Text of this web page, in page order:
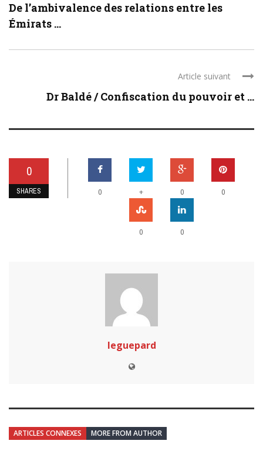
De l’ambivalence des relations entre les
Émirats ...
Article suivant
Dr Baldé / Confiscation du pouvoir et ...
0
SHARES 0 + 0 0
0 0
leguepard
ARTICLES CONNEXES MORE FROM AUTHOR